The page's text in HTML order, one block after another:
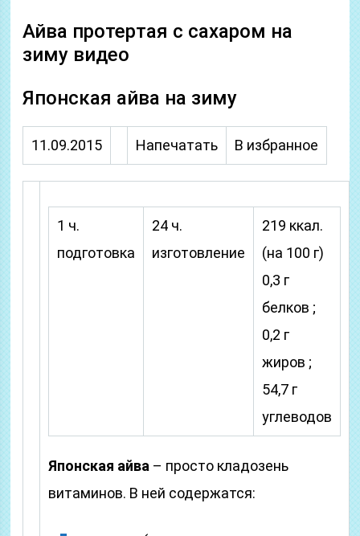
Айва протертая с сахаром на
зиму видео
Японская айва на зиму
11.09.2015 Напечатать В избранное
1 ч.
подготовка
24 ч.
изготовление
219 ккал.
(на 100 г)
0,3 г
белков ;
0,2 г
жиров ;
54,7 г
углеводов
Японская айва – просто кладозень
витаминов. В ней содержатся: